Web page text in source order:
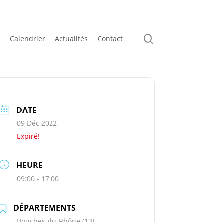
Calendrier Actualités Contact
DATE
09 Déc 2022
Expiré!
HEURE
09:00 - 17:00
DÉPARTEMENTS